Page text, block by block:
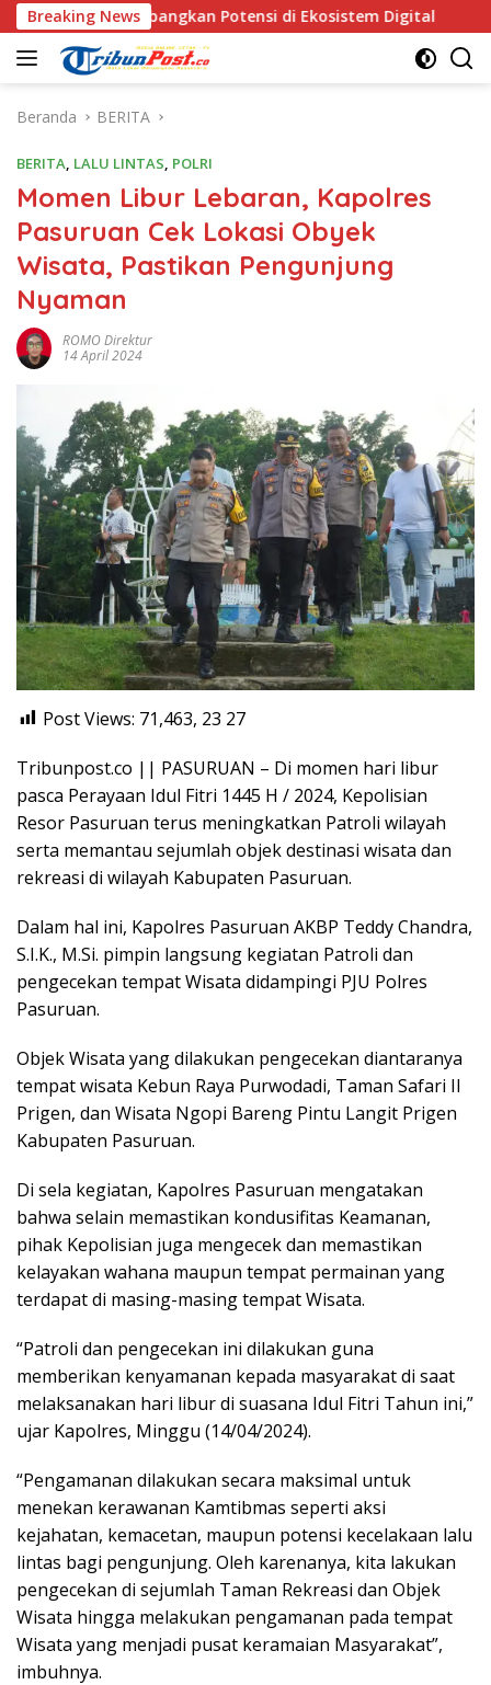
Langsung
ke
konten
Breaking NewsPotensi di Ekosistem Digital Tim
Beranda BERITA
BERITA, LALU LINTAS, POLRI
Momen Libur Lebaran, Kapolres
Pasuruan Cek Lokasi Obyek
Wisata, Pastikan Pengunjung
Nyaman
ROMO Direktur
14 April 2024
Post Views: 71,463, 23 27
Tribunpost.co || PASURUAN – Di momen hari libur
pasca Perayaan Idul Fitri 1445 H / 2024, Kepolisian
Resor Pasuruan terus meningkatkan Patroli wilayah
serta memantau sejumlah objek destinasi wisata dan
rekreasi di wilayah Kabupaten Pasuruan.
Dalam hal ini, Kapolres Pasuruan AKBP Teddy Chandra,
S.I.K., M.Si. pimpin langsung kegiatan Patroli dan
pengecekan tempat Wisata didampingi PJU Polres
Pasuruan.
Objek Wisata yang dilakukan pengecekan diantaranya
tempat wisata Kebun Raya Purwodadi, Taman Safari II
Prigen, dan Wisata Ngopi Bareng Pintu Langit Prigen
Kabupaten Pasuruan.
Di sela kegiatan, Kapolres Pasuruan mengatakan
bahwa selain memastikan kondusifitas Keamanan,
pihak Kepolisian juga mengecek dan memastikan
kelayakan wahana maupun tempat permainan yang
terdapat di masing-masing tempat Wisata.
“Patroli dan pengecekan ini dilakukan guna
memberikan kenyamanan kepada masyarakat di saat
melaksanakan hari libur di suasana Idul Fitri Tahun ini,”
ujar Kapolres, Minggu (14/04/2024).
“Pengamanan dilakukan secara maksimal untuk
menekan kerawanan Kamtibmas seperti aksi
kejahatan, kemacetan, maupun potensi kecelakaan lalu
lintas bagi pengunjung. Oleh karenanya, kita lakukan
pengecekan di sejumlah Taman Rekreasi dan Objek
Wisata hingga melakukan pengamanan pada tempat
Wisata yang menjadi pusat keramaian Masyarakat”,
imbuhnya.